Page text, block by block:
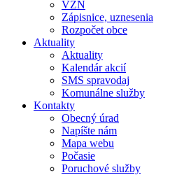
VZN
Zápisnice, uznesenia
Rozpočet obce
Aktuality
Aktuality
Kalendár akcií
SMS spravodaj
Komunálne služby
Kontakty
Obecný úrad
Napíšte nám
Mapa webu
Počasie
Poruchové služby